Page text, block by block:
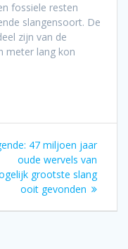
fossiele resten
slangensoort. De
zijn van de
meter lang kon
Volgend
bericht:
47 miljoen jaar
oude wervels van
grootste slang
ooit gevonden